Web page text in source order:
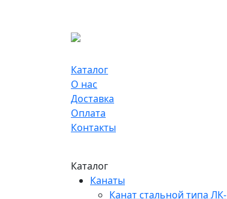
Каталог
О нас
Доставка
Оплата
Контакты
Каталог
Канаты
Канат стальной типа ЛК-